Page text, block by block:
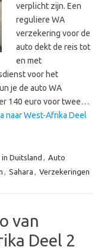
verplicht zijn. Een
reguliere WA
verzekering voor de
auto dekt de reis tot
en met
voor het
je de auto WA
140 euro voor twee…
naar West-Afrika Deel
Duitsland
Auto
Sahara Verzekeringen
van
Deel 2